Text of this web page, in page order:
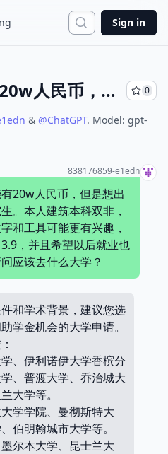
Search
Sign in
我家里条件只能有20w人民币，但是想出国读建筑学研究生。本人建筑本科双非，能力一般，对数字和工具可能更有兴趣，绩点90.3，gpa 3.9，并且希望以后就业也能好一点儿，请问应该去什么大学？ 0
& @ChatGPT. Model: gpt-
838176859-e1edn
20w人民币，但是想出
。本人建筑本科双非，
和工具可能更有兴趣，
，并且希望以后就业也
应该去什么大学？
和学术背景，建议您选
学金机会的大学申请。
、伊利诺伊大学香槟分
、普渡大学、乔治城大
大学等。
学学院、曼彻斯特大
伯明翰城市大学等。
尔本大学、昆士兰大